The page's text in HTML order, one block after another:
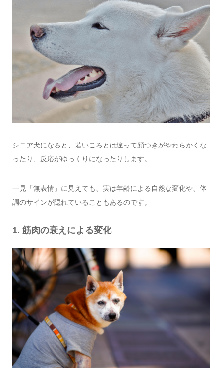
シニア犬になると、若いころとは違って顔つきがやわらかくな
ったり、反応がゆっくりになったりします。
一見「無表情」に見えても、実は年齢による自然な変化や、体
調のサインが隠れていることもあるのです。
1. 筋肉の衰えによる変化